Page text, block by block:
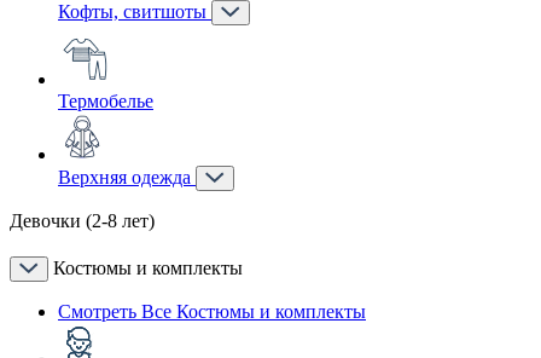
Кофты, свитшоты
Термобелье
Верхняя одежда
Девочки (2-8 лет)
Костюмы и комплекты
Смотреть Все Костюмы и комплекты